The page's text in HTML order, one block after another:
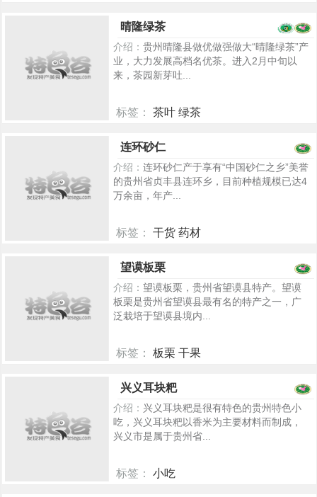
晴隆绿茶
介绍： 贵州晴隆县做优做强做大“晴隆绿茶”产
业，大力发展高档名优茶。进入2月中旬以
来，茶园新芽吐...
标签： 茶叶 绿茶
连环砂仁
介绍： 连环砂仁产于享有“中国砂仁之乡”美誉
的贵州省贞丰县连环乡，目前种植规模已达4
万余亩，年产...
标签： 干货 药材
望谟板栗
介绍： 望谟板栗，贵州省望谟县特产。望谟
板栗是贵州省望谟县最有名的特产之一，广
泛栽培于望谟县境内...
标签： 板栗 干果
兴义耳块粑
介绍： 兴义耳块粑是很有特色的贵州特色小
吃，兴义耳块粑以香米为主要材料而制成，
兴义市是属于贵州省...
标签： 小吃